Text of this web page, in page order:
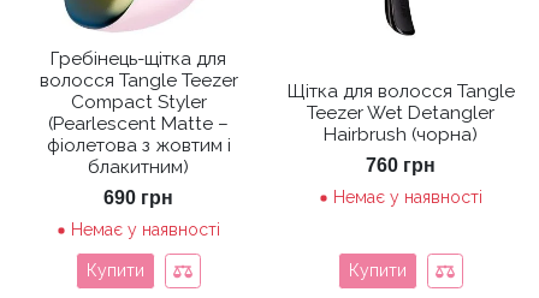
Гребінець-щітка для
волосся Tangle Teezer
Compact Styler
(Pearlescent Matte –
фіолетова з жовтим і
блакитним)
690 грн
Немає у наявності
Купити
Щітка для волосся Tangle
Teezer Wet Detangler
Hairbrush (чорна)
760 грн
Немає у наявності
Купити